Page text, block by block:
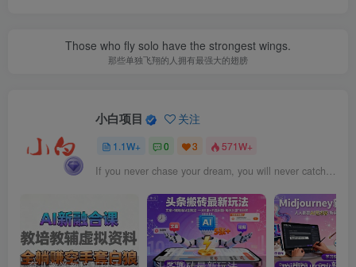
Those who fly solo have the strongest wings.
那些单独飞翔的人拥有最强大的翅膀
小白项目 关注
1.1W+ 0 3 571W+
If you never chase your dream, you will never catch them.